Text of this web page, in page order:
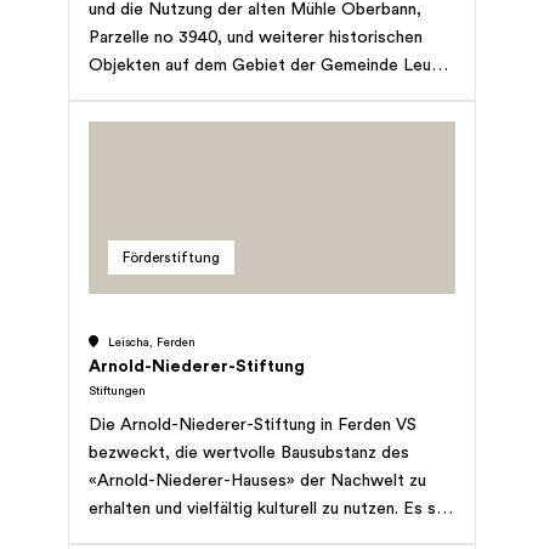
Mäzenatentum). Die Qualitätsnormen, welche
durch die Stiftung angewendet werden, sind
jene des IKAR (Internationale Kommission für
Alpines Rettungswesen) sowie der KWRO
(Kantonale Walliser Rettungsorganisationen).
und die Nutzung der alten Mühle Oberbann,
Parzelle no 3940, und weiterer historischen
Objekten auf dem Gebiet der Gemeinde Leuk.
ausschliesslich dem vorstehend genannten
Förderstiftung
Leischa, Ferden
Arnold-Niederer-Stiftung
Stiftungen
Die Arnold-Niederer-Stiftung in Ferden VS
bezweckt, die wertvolle Bausubstanz des
«Arnold-Niederer-Hauses» der Nachwelt zu
erhalten und vielfältig kulturell zu nutzen. Es soll